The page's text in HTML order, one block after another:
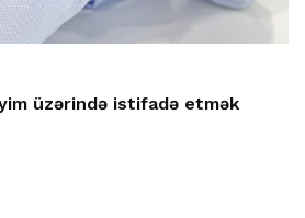
üzərində istifadə etmək